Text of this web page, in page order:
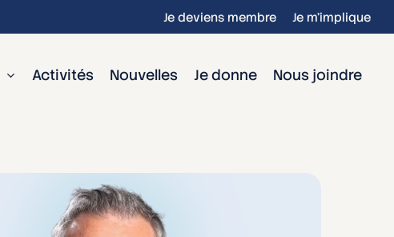
Je deviens membre Je m’implique
Activités Nouvelles Je donne Nous joindre